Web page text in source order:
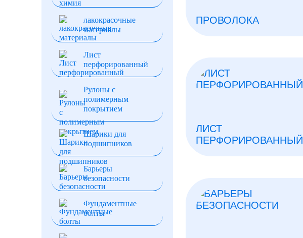
ПРОВОЛОКА
ЛИСТ
ПЕРФОРИРОВАННЫЙ
лакокрасочные
материалы
Лист
перфорированный
Рулоны с
полимерным
покрытием
Шарики для
подшипников
Барьеры
безопасности
Фундаментные
болты